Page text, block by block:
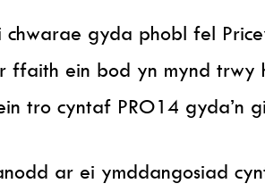
chwarae gyda phobl fel
ffaith ein bod yn mynd trwy
tro cyntaf PRO14 gyda’n
ar ei ymddangosiad